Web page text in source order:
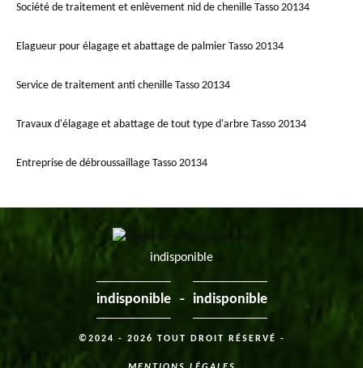
Société de traitement et enlèvement nid de chenille Tasso 20134
Elagueur pour élagage et abattage de palmier Tasso 20134
Service de traitement anti chenille Tasso 20134
Travaux d'élagage et abattage de tout type d'arbre Tasso 20134
Entreprise de débroussaillage Tasso 20134
indisponible
indisponible - indisponible
©2024 - 2026 TOUT DROIT RÉSERVÉ -